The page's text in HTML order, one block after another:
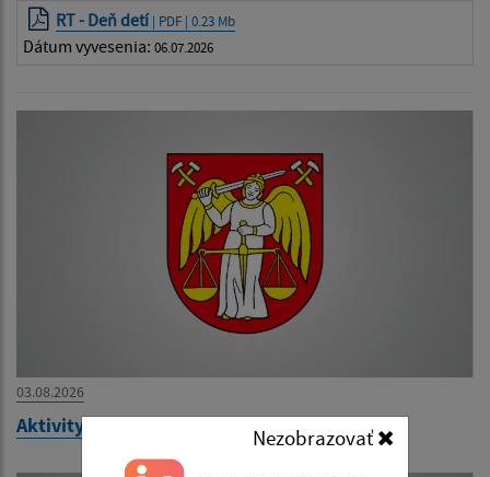
Nezobrazovať
RT - Deň detí | PDF | 0.23 Mb
Dátum vyvesenia: 06.07.2026
03.08.2026
Aktivity RT - júl 2026